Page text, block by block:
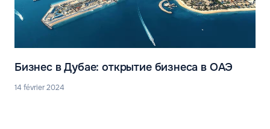
Бизнес в Дубае: открытие бизнеса в ОАЭ
14 février 2024